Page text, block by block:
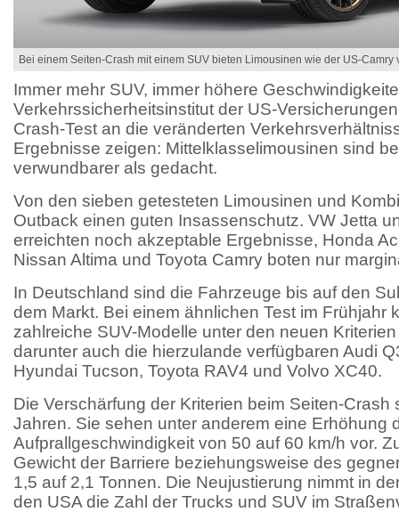
Bei einem Seiten-Crash mit einem SUV bieten Limousinen wie der US-Camry
Immer mehr SUV, immer höhere
Verkehrssicherheitsinstitut der US-
Crash-Test an die veränderten
Ergebnisse zeigen: Mittelklasselimousinen sind
verwundbarer als gedacht.
Von den sieben getesteten Limousinen und
Outback einen guten Insassenschutz. VW Jetta
erreichten noch akzeptable Ergebnisse, Honda
Nissan Altima und Toyota Camry boten nur
In Deutschland sind die Fahrzeuge bis auf den
dem Markt. Bei einem ähnlichen Test im Frühjahr
zahlreiche SUV-Modelle unter den neuen
darunter auch die hierzulande verfügbaren Audi
Hyundai Tucson, Toyota RAV4 und Volvo XC40.
Die Verschärfung der Kriterien beim Seiten-Crash
Jahren. Sie sehen unter anderem eine Erhöhung
Aufprallgeschwindigkeit von 50 auf 60 km/h vor.
Gewicht der Barriere beziehungsweise des
1,5 auf 2,1 Tonnen. Die Neujustierung nimmt in
den USA die Zahl der Trucks und SUV im